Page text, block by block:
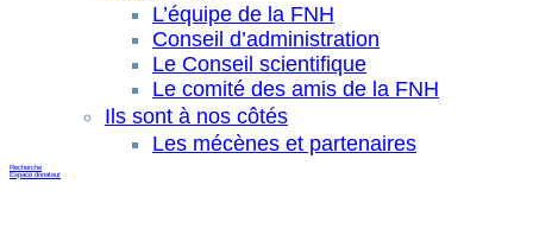
L’équipe de la FNH
Conseil d’administration
Le Conseil scientifique
Le comité des amis de la FNH
Ils sont à nos côtés
Les mécènes et partenaires
Recherche
Espace donateur